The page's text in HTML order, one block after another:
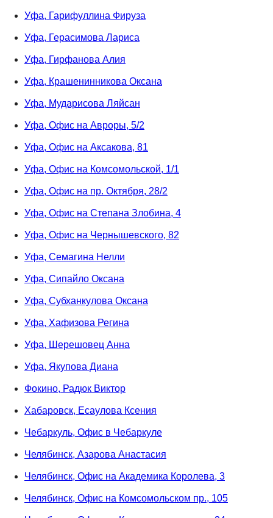
Уфа, Гарифуллина Фируза
Уфа, Герасимова Лариса
Уфа, Гирфанова Алия
Уфа, Крашенинникова Оксана
Уфа, Мударисова Ляйсан
Уфа, Офис на Авроры, 5/2
Уфа, Офис на Аксакова, 81
Уфа, Офис на Комсомольской, 1/1
Уфа, Офис на пр. Октября, 28/2
Уфа, Офис на Степана Злобина, 4
Уфа, Офис на Чернышевского, 82
Уфа, Семагина Нелли
Уфа, Сипайло Оксана
Уфа, Субханкулова Оксана
Уфа, Хафизова Регина
Уфа, Шерешовец Анна
Уфа, Якупова Диана
Фокино, Радюк Виктор
Хабаровск, Есаулова Ксения
Чебаркуль, Офис в Чебаркуле
Челябинск, Азарова Анастасия
Челябинск, Офис на Академика Королева, 3
Челябинск, Офис на Комсомольском пр., 105